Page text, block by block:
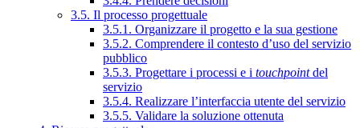
3.5. Il processo progettuale
3.5.1. Organizzare il progetto e la sua gestione
3.5.2. Comprendere il contesto d’uso del servizio
pubblico
3.5.3. Progettare i processi e i touchpointdel
servizio
3.5.4. Realizzare l’interfaccia utente del servizio
3.5.5. Validare la soluzione ottenuta